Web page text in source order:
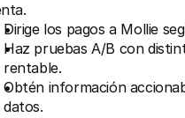
Dirige los pagos a Mollie
Haz pruebas A/B con
rentable.
Obtén información
datos.